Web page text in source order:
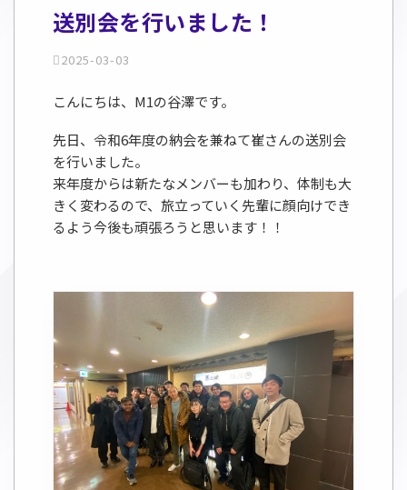
送別会を行いました！
2025-03-03
こんにちは、M1の谷澤です。
先日、令和6年度の納会を兼ねて崔さんの送別会
を行いました。
来年度からは新たなメンバーも加わり、体制も大
きく変わるので、旅立っていく先輩に顔向けでき
るよう今後も頑張ろうと思います！！